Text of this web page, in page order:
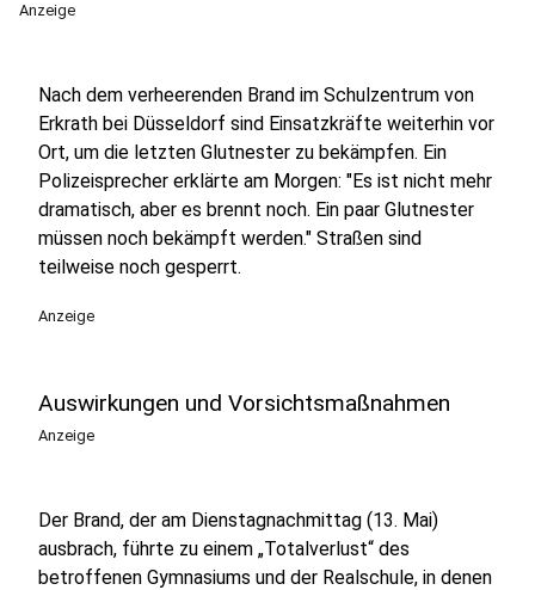
Anzeige
Nach dem verheerenden Brand im Schulzentrum von
Erkrath bei Düsseldorf sind Einsatzkräfte weiterhin vor
Ort, um die letzten Glutnester zu bekämpfen. Ein
Polizeisprecher erklärte am Morgen: "Es ist nicht mehr
dramatisch, aber es brennt noch. Ein paar Glutnester
müssen noch bekämpft werden." Straßen sind
teilweise noch gesperrt.
Anzeige
Auswirkungen und Vorsichtsmaßnahmen
Anzeige
Der Brand, der am Dienstagnachmittag (13. Mai)
ausbrach, führte zu einem „Totalverlust“ des
betroffenen Gymnasiums und der Realschule, in denen